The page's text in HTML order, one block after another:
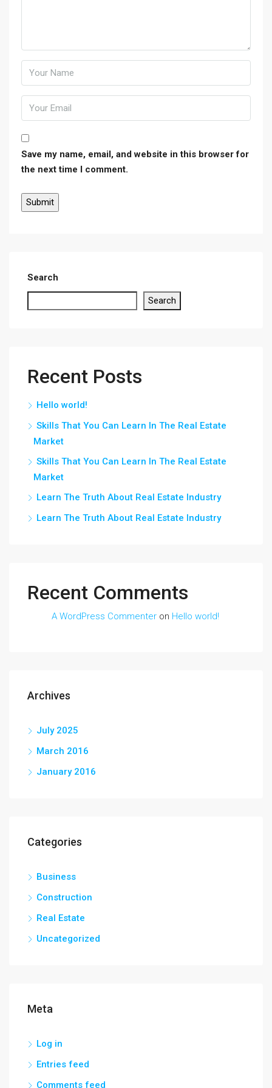
Save my name, email, and website in this browser for
the next time I comment.
Search
Search
Recent Posts
Hello world!
Skills That You Can Learn In The Real Estate
Market
Skills That You Can Learn In The Real Estate
Market
Learn The Truth About Real Estate Industry
Learn The Truth About Real Estate Industry
Recent Comments
A WordPress Commenter on Hello world!
Archives
July 2025
March 2016
January 2016
Categories
Business
Construction
Real Estate
Uncategorized
Meta
Log in
Entries feed
Comments feed